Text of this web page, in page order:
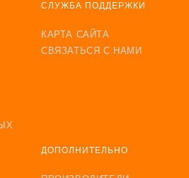
СЛУЖБА ПОДДЕРЖКИ
КАРТА САЙТА
СВЯЗАТЬСЯ С НАМИ
ДОПОЛНИТЕЛЬНО